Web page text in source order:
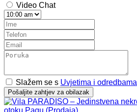
Video Chat
Slažem se s Uvjetima i odredbama
Pošaljite zahtjev za obilazak